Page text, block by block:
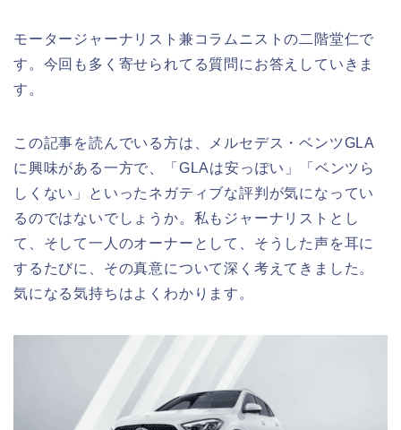
モータージャーナリスト兼コラムニストの二階堂仁で
す。今回も多く寄せられてる質問にお答えしていきま
す。
この記事を読んでいる方は、メルセデス・ベンツGLA
に興味がある一方で、「GLAは安っぽい」「ベンツら
しくない」といったネガティブな評判が気になってい
るのではないでしょうか。私もジャーナリストとし
て、そして一人のオーナーとして、そうした声を耳に
するたびに、その真意について深く考えてきました。
気になる気持ちはよくわかります。